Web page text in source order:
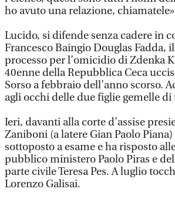
ho avuto una relazione,
Lucido, si difende senza cadere in
Francesco Baingio Douglas Fadda,
processo per l’omicidio di Zdenka
40enne della Repubblica Ceca
Sorso a febbraio dell’anno scorso.
agli occhi delle due figlie gemelle
Ieri, davanti alla corte d’assise
Zaniboni (a latere Gian Paolo
sottoposto a esame e ha risposto
pubblico ministero Paolo Piras e
parte civile Teresa Pes. A luglio
Lorenzo Galisai.